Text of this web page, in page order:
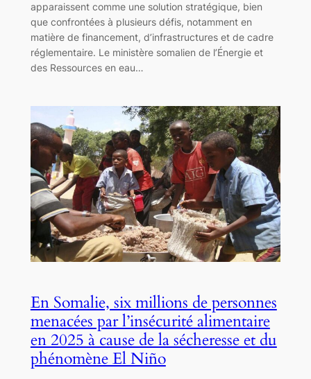
apparaissent comme une solution stratégique, bien
que confrontées à plusieurs défis, notamment en
matière de financement, d’infrastructures et de cadre
réglementaire. Le ministère somalien de l’Énergie et
des Ressources en eau…
En Somalie, six millions de personnes
menacées par l’insécurité alimentaire
en 2025 à cause de la sécheresse et du
phénomène El Niño